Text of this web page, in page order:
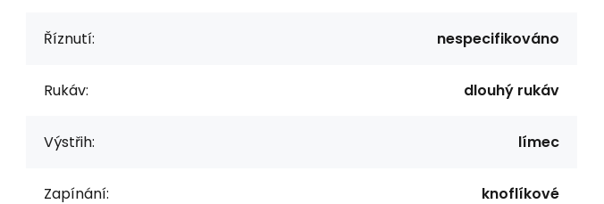
Říznutí: nespecifikováno
Rukáv: dlouhý rukáv
Výstřih: límec
Zapínání: knoflíkové